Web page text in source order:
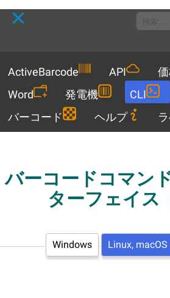
ActiveBarcode API
Word
発電機 CLI
バーコード
ヘルプ
バーコードコマン
ターフェイス
Windows Linux,